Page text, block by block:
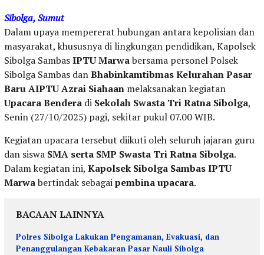
Sibolga, Sumut
Dalam upaya mempererat hubungan antara kepolisian dan
masyarakat, khususnya di lingkungan pendidikan, Kapolsek
Sibolga SambasIPTU Marwabersama personel Polsek
Sibolga Sambas danBhabinkamtibmas Kelurahan Pasar
Baru AIPTU Azrai Siahaan melaksanakan kegiatan
Upacara Bendera di Sekolah Swasta Tri Ratna Sibolga,
Senin (27/10/2025) pagi, sekitar pukul 07.00 WIB.
Kegiatan upacara tersebut diikuti oleh seluruh jajaran guru
dan siswa SMA serta SMP Swasta Tri Ratna Sibolga.
Dalam kegiatan ini, Kapolsek Sibolga Sambas IPTU
Marwabertindak sebagaipembina upacara.
BACAAN LAINNYA
Polres Sibolga Lakukan Pengamanan, Evakuasi, dan
Penanggulangan Kebakaran Pasar Nauli Sibolga